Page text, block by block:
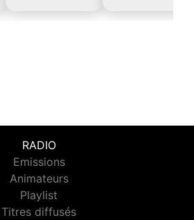
RADIO
Emissions
Animateurs
Playlist
Titres diffusés